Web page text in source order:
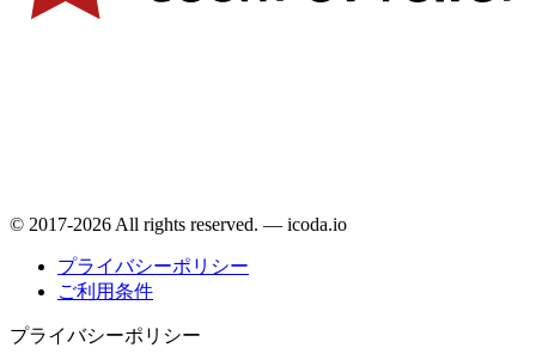
© 2017-2026 All rights reserved. — icoda.io
プライバシーポリシー
ご利用条件
プライバシーポリシー